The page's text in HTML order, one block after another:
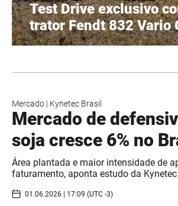
Test Drive exclusivo
trator Fendt 832 Vario
Mercado | Kynetec Brasil
Mercado de
soja cresce 6% no
Área plantada e maior intensidade de
faturamento, aponta estudo da Kynetec
01.06.2026 | 17:09 (UTC -3)